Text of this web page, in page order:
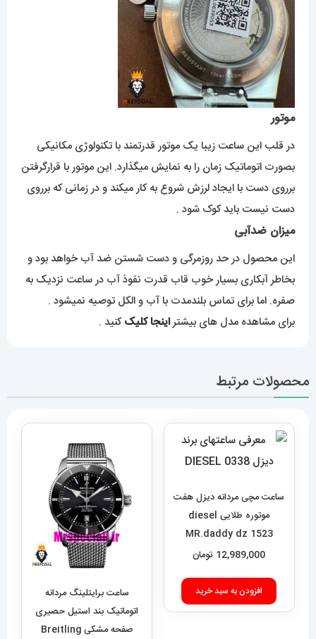
موتور
در قلب این ساعت زیبا یک موتور قدرتمند با تکنولوژی مکانیکی
بصورت اتوماتیک زمان را به نمایش میگذارد. این موتور با قرارگرفتن
برروی دست با ایجاد لرزش شروع به کار میکند و در زمانی که برروی
دست نیست باید کوک شود .
میزان ضدآبی
این محصول در حد روزمرگی و دست شستن ضد آب خواهد بود و
بخاطر آبکاری بسیار خوب قاب قدرت نفوذ آب در ساعت نزدیک به
صفره. اما برای تماس بلندمدت با آب و الکل توصیه نمیشود .
برای مشاهده مدل های بیشتراینجا کلیککنید .
محصولات مرتبط
ساعت مچی مردانه دیزل هفت
موتوره طلایی diesel
MR.daddy dz 1523
12,989,000 تومان
افزودن به سبد خرید
ساعت برایتلینگ مردانه
اتوماتیک بند استیل حصیری
صفحه مشکی Breitling